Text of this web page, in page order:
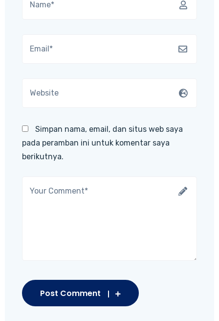
Simpan nama, email, dan situs web saya
pada peramban ini untuk komentar saya
berikutnya.
Post Comment